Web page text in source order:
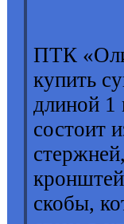
ПТК
купить
длиной 1
состоит
скобы,